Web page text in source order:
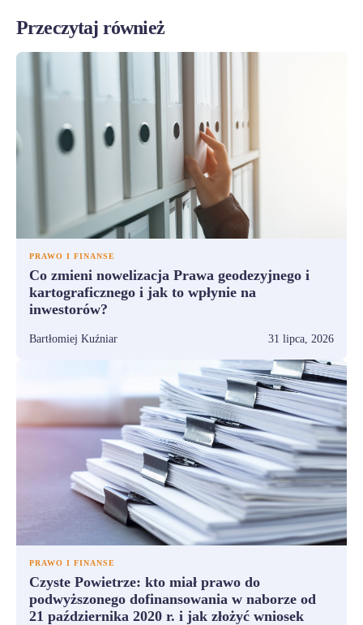
Przeczytaj również
PRAWO I FINANSE
Co zmieni nowelizacja Prawa geodezyjnego i
kartograficznego i jak to wpłynie na
inwestorów?
Bartłomiej Kuźniar 31 lipca, 2026
PRAWO I FINANSE
Czyste Powietrze: kto miał prawo do
podwyższonego dofinansowania w naborze od
21 października 2020 r. i jak złożyć wniosek